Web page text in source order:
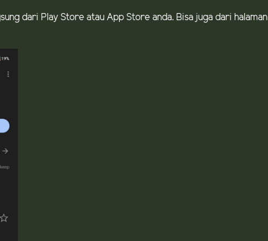
dari Play Store atau App Store anda. Bisa juga dari